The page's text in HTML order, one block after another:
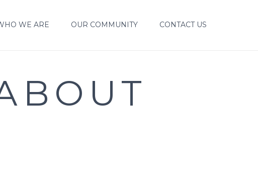
WE ARE OUR COMMUNITY CONTACT US